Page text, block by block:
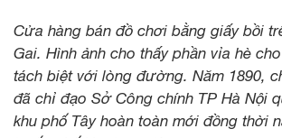
Cửa hàng bán đồ chơi bằng giấy bồi
Gai. Hình ảnh cho thấy phần vỉa hè
tách biệt với lòng đường. Năm 1890,
đã chỉ đạo Sở Công chính TP Hà Nội
khu phố Tây hoàn toàn mới đồng thời